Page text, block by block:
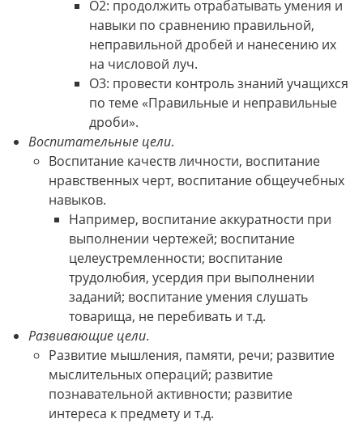
О2: продолжить отрабатывать умения и
навыки по сравнению правильной,
неправильной дробей и нанесению их
на числовой луч.
О3: провести контроль знаний учащихся
по теме «Правильные и неправильные
дроби».
Воспитательные цели.
Воспитание качеств личности, воспитание
нравственных черт, воспитание общеучебных
навыков.
Например, воспитание аккуратности при
выполнении чертежей; воспитание
целеустремленности; воспитание
трудолюбия, усердия при выполнении
заданий; воспитание умения слушать
товарища, не перебивать и т.д.
Развивающие цели.
Развитие мышления, памяти, речи; развитие
мыслительных операций; развитие
познавательной активности; развитие
интереса к предмету и т.д.